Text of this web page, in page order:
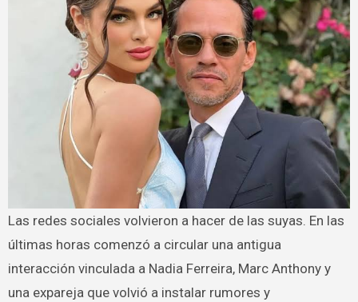
Las redes sociales volvieron a hacer de las suyas. En las
últimas horas comenzó a circular una antigua
interacción vinculada a Nadia Ferreira, Marc Anthony y
una expareja que volvió a instalar rumores y